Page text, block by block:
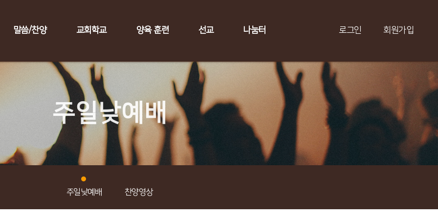
말씀/찬양 교회학교 양육 훈련 선교 나눔터 로그인 회원가입
주일낮예배
주일낮예배 찬양영상